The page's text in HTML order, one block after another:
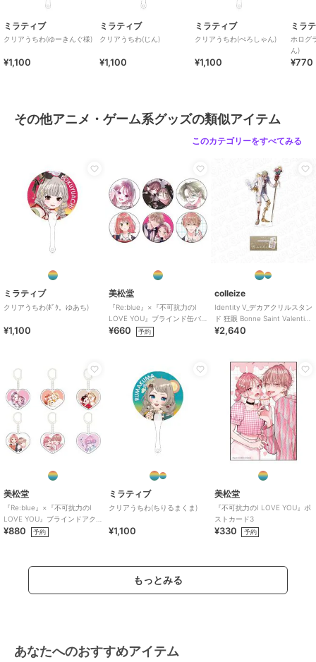
ミラティブ
クリアうちわ(ゆーきんぐ様)
¥1,100
ミラティブ
クリアうちわ(じん)
¥1,100
ミラティブ
クリアうちわ(ぺろしゃん)
¥1,100
ミラ
ホログ
ん)
¥770
その他アニメ・ゲーム系グッズの類似アイテム
このカテゴリーをすべてみる
ミラティブ
クリアうちわ(ﾎﾞｸ。ゆあち)
¥1,100
美松堂
『Re:blue』×『不可抗力のI
LOVE YOU』ブラインド缶バ
ッジ（全6種）
¥660 予約
colleize
Identity V_デカアクリルスタン
ド 狂眼 Bonne Saint Valentin
ver.
¥2,640
美松堂
『Re:blue』×『不可抗力のI
LOVE YOU』ブラインドアク
リルキーホルダー（全6種）
¥880 予約
ミラティブ
クリアうちわ(ちりるまくま)
¥1,100
美松堂
『不可抗力のI LOVE YOU』ポ
ストカード3
¥330 予約
もっとみる
あなたへのおすすめアイテム